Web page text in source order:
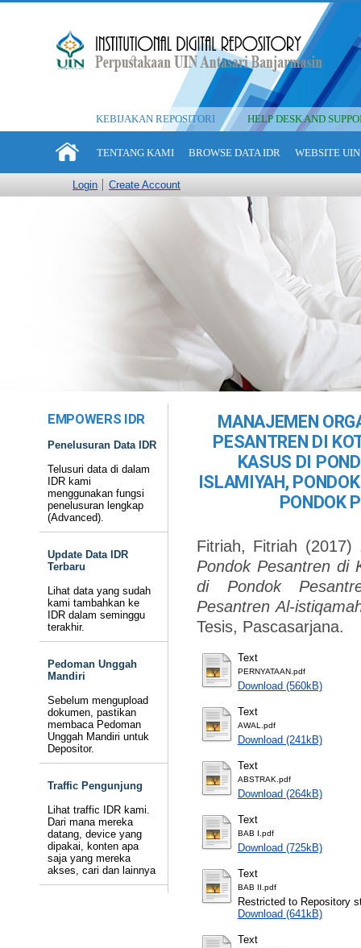
KEBIJAKAN REPOSITORI HELP DESK AND
TENTANG KAMI BROWSE DATA IDR WEBSITE
Login Create Account
EMPOWERS IDR
Penelusuran Data IDR
Telusuri data di dalam
IDR kami
menggunakan fungsi
penelusuran lengkap
(Advanced).
Update Data IDR
Terbaru
Lihat data yang sudah
kami tambahkan ke
IDR dalam seminggu
terakhir.
Pedoman Unggah
Mandiri
Sebelum mengupload
dokumen, pastikan
membaca Pedoman
Unggah Mandiri untuk
Depositor.
Traffic Pengunjung
Lihat traffic IDR kami.
Dari mana mereka
datang, device yang
dipakai, konten apa
saja yang mereka
akses, cari dan lainnya
MANAJEMEN
PESANTREN DI
KASUS DI
ISLAMIYAH,
PONDOK
Fitriah, Fitriah (2017)
Pondok Pesantren di
di Pondok
Pesantren Al-
Tesis, Pascasarjana.
Text
PERNYATAAN.pdf
Download (560kB)
Text
AWAL.pdf
Download (241kB)
Text
ABSTRAK.pdf
Download (264kB)
Text
BAB I.pdf
Download (725kB)
Text
BAB II.pdf
Restricted to Repository
Download (641kB)
Text